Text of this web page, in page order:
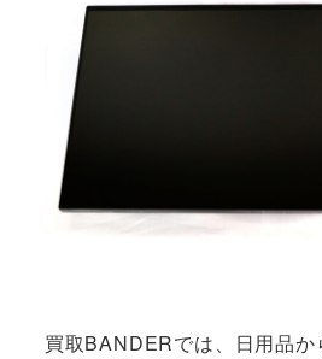
買取BANDERでは、日用品か